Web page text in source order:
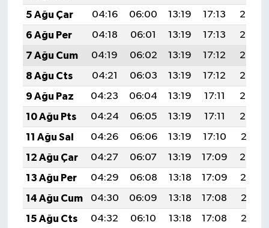
5 Ağu Çar
04:16 06:00 13:19 17:13
20:29
6 Ağu Per
04:18 06:01 13:19 17:13
20:28
7 Ağu Cum
04:19 06:02 13:19 17:12
20:27
8 Ağu Cts
04:21 06:03 13:19 17:12
20:25
9 Ağu Paz
04:23 06:04 13:19 17:11
20:24
10 Ağu Pts
04:24 06:05 13:19 17:11
20:23
11 Ağu Sal
04:26 06:06 13:19 17:10
20:21
12 Ağu Çar
04:27 06:07 13:19 17:09
20:20
13 Ağu Per
04:29 06:08 13:18 17:09
20:19
14 Ağu Cum
04:30 06:09 13:18 17:08
20:17
15 Ağu Cts
04:32 06:10 13:18 17:08
20:16